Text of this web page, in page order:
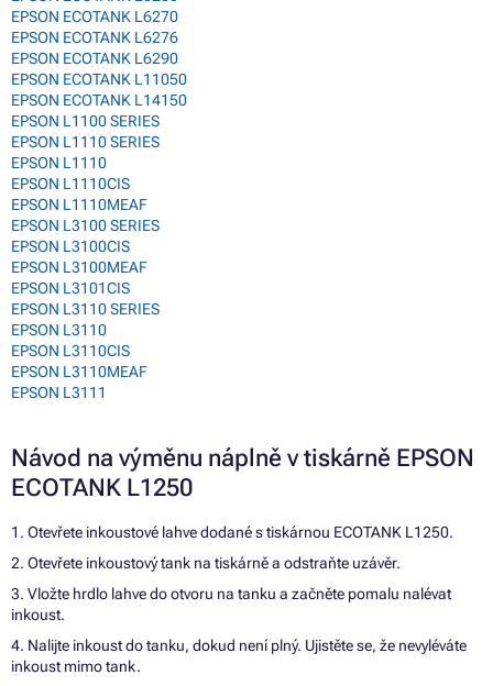
EPSON ECOTANK L6270
EPSON ECOTANK L6276
EPSON ECOTANK L6290
EPSON ECOTANK L11050
EPSON ECOTANK L14150
EPSON L1100 SERIES
EPSON L1110 SERIES
EPSON L1110
EPSON L1110CIS
EPSON L1110MEAF
EPSON L3100 SERIES
EPSON L3100CIS
EPSON L3100MEAF
EPSON L3101CIS
EPSON L3110 SERIES
EPSON L3110
EPSON L3110CIS
EPSON L3110MEAF
EPSON L3111
Návod na výměnu náplně v tiskárně EPSON
ECOTANK L1250
1. Otevřete inkoustové lahve dodané s tiskárnou ECOTANK L1250.
2. Otevřete inkoustový tank na tiskárně a odstraňte uzávěr.
3. Vložte hrdlo lahve do otvoru na tanku a začněte pomalu nalévat
inkoust.
4. Nalijte inkoust do tanku, dokud není plný. Ujistěte se, že nevyléváte
inkoust mimo tank.